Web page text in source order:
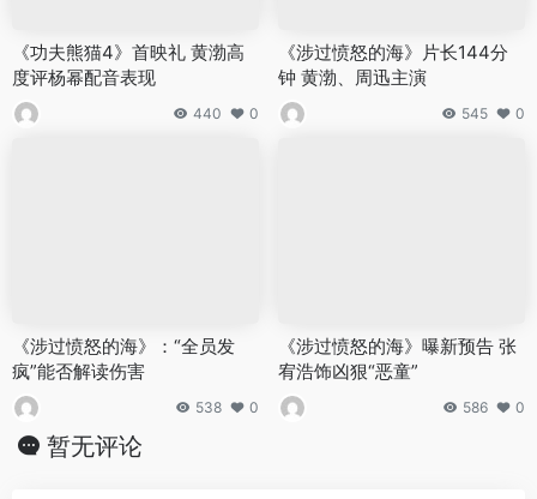
《功夫熊猫4》首映礼 黄渤高
度评杨幂配音表现
440 0
《涉过愤怒的海》片长144分
钟 黄渤、周迅主演
545 0
《涉过愤怒的海》：“全员发
疯”能否解读伤害
538 0
《涉过愤怒的海》曝新预告 张
宥浩饰凶狠“恶童”
586 0
暂无评论